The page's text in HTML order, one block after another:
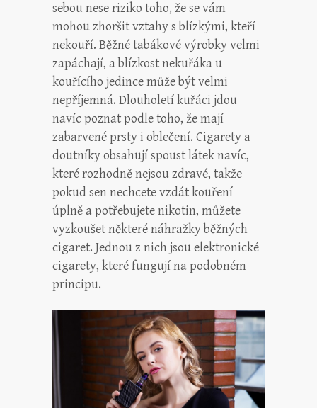
sebou nese riziko toho, že se vám
mohou zhoršit vztahy s blízkými, kteří
nekouří. Běžné tabákové výrobky velmi
zapáchají, a blízkost nekuřáka u
kouřícího jedince může být velmi
nepříjemná. Dlouholetí kuřáci jdou
navíc poznat podle toho, že mají
zabarvené prsty i oblečení. Cigarety a
doutníky obsahují spoust látek navíc,
které rozhodně nejsou zdravé, takže
pokud sen nechcete vzdát kouření
úplně a potřebujete nikotin, můžete
vyzkoušet některé náhražky běžných
cigaret. Jednou z nich jsou elektronické
cigarety, které fungují na podobném
principu.